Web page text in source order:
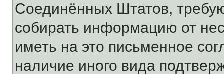
Соединённых Штатов,
собирать информацию от
иметь на это письменное
наличие иного вида